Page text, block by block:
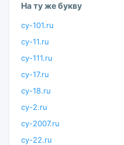
На ту же букву
cy-101.ru
cy-11.ru
cy-111.ru
cy-17.ru
cy-18.ru
cy-2.ru
cy-2007.ru
cy-22.ru